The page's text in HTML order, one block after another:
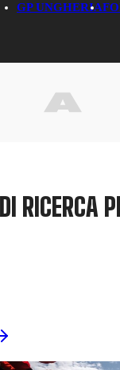
GP UNGHERIA
RICERCA